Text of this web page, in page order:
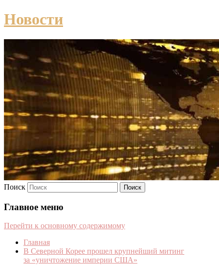
Новости
Поиск
Главное меню
Перейти к основному содержимому
Главная
В Северной Корее прошел крупнейший митинг
за «уничтожение империи США»